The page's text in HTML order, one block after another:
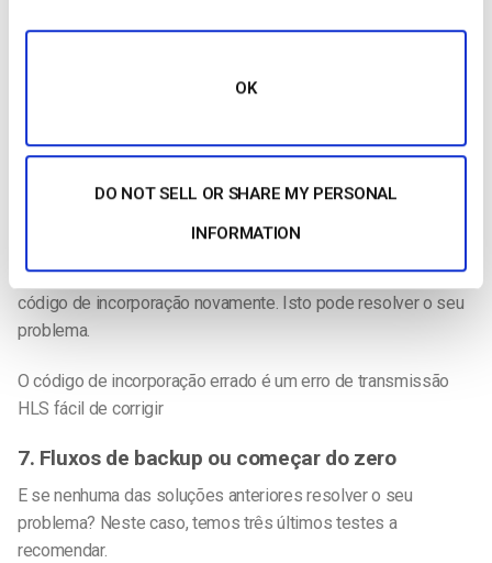
OK
DO NOT SELL OR SHARE MY PERSONAL
INFORMATION
incorporada. Clique com o botão direito do rato em qualquer
“. Procure o código no seu browser utilizando Ctrl+F
conduzi-lo-á ao código de incorporação.
Compare este código com o que se encontra na secção de
corresponderem, apague o código antigo e tente inserir o
código de incorporação novamente. Isto pode resolver o seu
problema.
O código de incorporação errado é um erro de transmissão
HLS fácil de corrigir
7. Fluxos de backup ou começar do zero
E se nenhuma das soluções anteriores resolver o seu
problema? Neste caso, temos três últimos testes a
recomendar.